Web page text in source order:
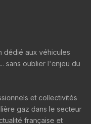
dédié aux véhicules
sans oublier l'enjeu du
et collectivités
gaz dans le secteur
française et